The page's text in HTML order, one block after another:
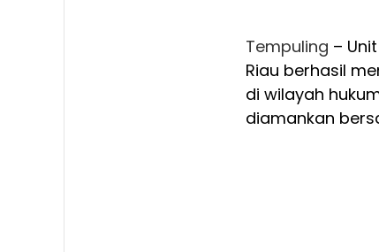
Tempuling –
Riau berhasil
di wilayah
diamankan